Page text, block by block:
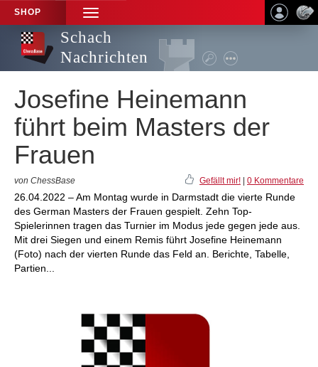
SHOP
TOGGLE
NAVIGATION
Schach
Nachrichten
Josefine Heinemann
führt beim Masters der
Frauen
von ChessBase Gefällt mir! 0 Kommentare
26.04.2022 – Am Montag wurde in Darmstadt die vierte Runde
des German Masters der Frauen gespielt. Zehn Top-
Spielerinnen tragen das Turnier im Modus jede gegen jede aus.
Mit drei Siegen und einem Remis führt Josefine Heinemann
(Foto) nach der vierten Runde das Feld an. Berichte, Tabelle,
Partien...